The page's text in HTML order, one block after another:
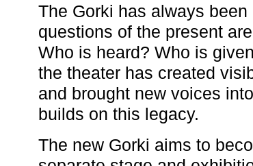
The Gorki has always
questions of the present
Who is heard? Who is
the theater has created
and brought new voices
builds on this legacy.
The new Gorki aims to